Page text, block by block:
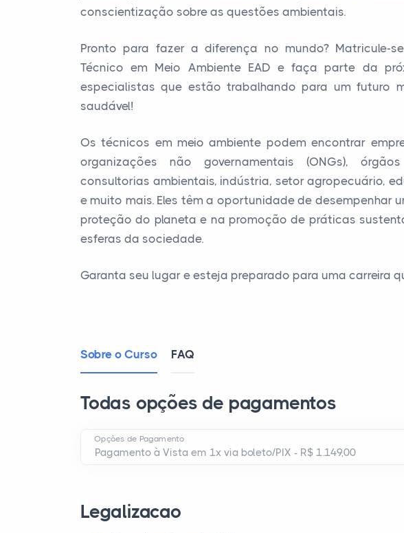
conscientização sobre as questões ambientais.
Pronto para fazer a diferença no mundo? Matricule-
Técnico em Meio Ambiente EAD e faça parte da
especialistas que estão trabalhando para um futuro
saudável!
Os técnicos em meio ambiente podem encontrar
organizações não governamentais (ONGs), órgãos
consultorias ambientais, indústria, setor agropecuário,
e muito mais. Eles têm a oportunidade de desempenhar
proteção do planeta e na promoção de práticas
esferas da sociedade.
Garanta seu lugar e esteja preparado para uma carreira
Sobre o Curso FAQ
Todas opções de pagamentos
Opções de Pagamento
Legalizacao